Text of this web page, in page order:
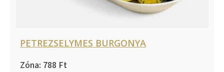
PETREZSELYMES BURGONYA
788